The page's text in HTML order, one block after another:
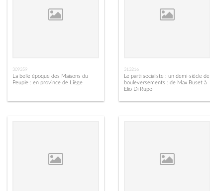
309359
La belle époque des Maisons du
Peuple : en province de Liège
313216
Le parti socialiste : un demi-siècle de
bouleversements : de Max Buset à
Elio Di Rupo